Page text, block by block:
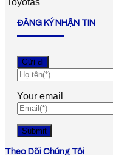
ĐĂNG KÝ NHẬN TIN
Your email
Theo Dõi Chúng Tôi